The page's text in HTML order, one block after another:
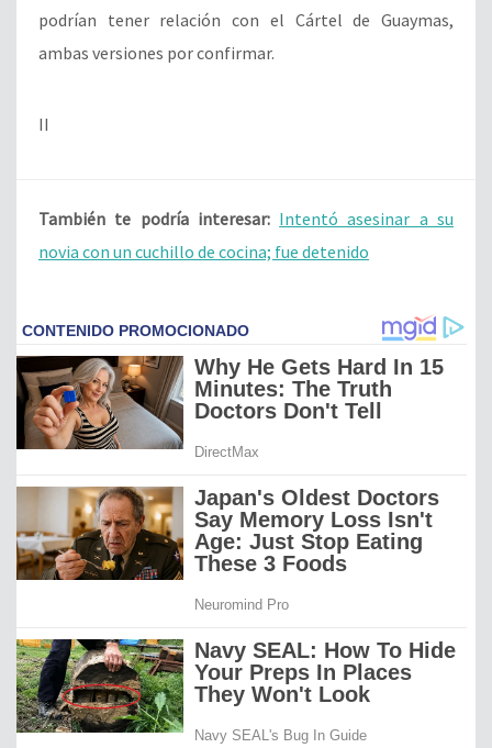
podrían tener relación con el Cártel de Guaymas,
ambas versiones por confirmar.
II
También te podría interesar: Intentó asesinar a su
novia con un cuchillo de cocina; fue detenido